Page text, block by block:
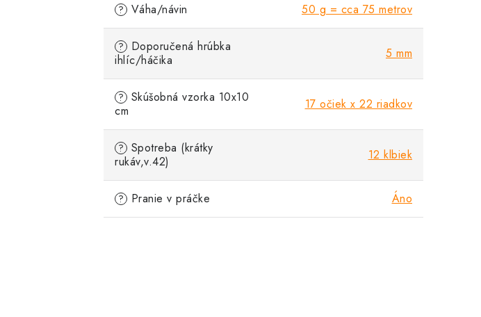
? Váha/návin 50 g = cca 75 metrov
? Doporučená hrúbka
ihlíc/háčika
5 mm
? Skúšobná vzorka 10x10
cm
17 očiek x 22 riadkov
? Spotreba (krátky
rukáv,v.42)
12 klbiek
? Pranie v práčke Áno